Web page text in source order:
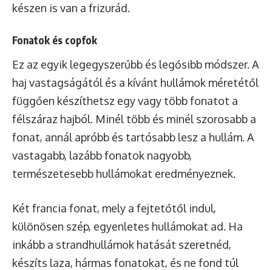
készen is van a frizurád.
Fonatok és copfok
Ez az egyik legegyszerűbb és legősibb módszer. A
haj vastagságától és a kívánt hullámok méretétől
függően készíthetsz egy vagy több fonatot a
félszáraz hajból. Minél több és minél szorosabb a
fonat, annál apróbb és tartósabb lesz a hullám. A
vastagabb, lazább fonatok nagyobb,
természetesebb hullámokat eredményeznek.
Két francia fonat, mely a fejtetőtől indul,
különösen szép, egyenletes hullámokat ad. Ha
inkább a strandhullámok hatását szeretnéd,
készíts laza, hármas fonatokat, és ne fond túl